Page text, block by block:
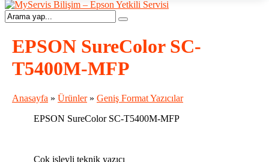
EPSON SureColor SC-
T5400M-MFP
Anasayfa » Ürünler» Geniş Format Yazıcılar
EPSON SureColor SC-T5400M-MFP
Çok işlevli teknik yazıcı